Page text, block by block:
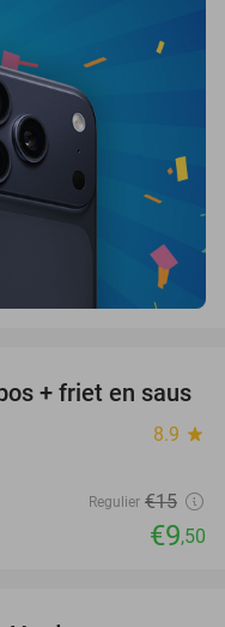
37%
+ friet en saus
8.9 star
Regulier €15
€9,50